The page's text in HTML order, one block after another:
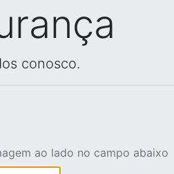
conosco.
ao lado no campo abaixo